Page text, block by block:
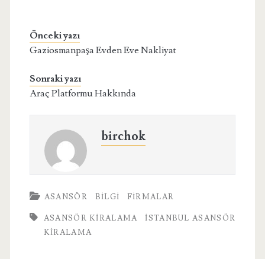
Önceki yazı
Gaziosmanpaşa Evden Eve Nakliyat
Sonraki yazı
Araç Platformu Hakkında
birchok
ASANSÖR BILGI FIRMALAR
ASANSÖR KIRALAMA
İSTANBUL ASANSÖR
KIRALAMA